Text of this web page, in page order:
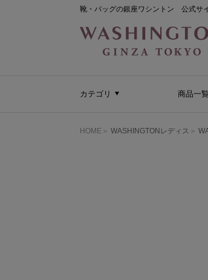
靴・バッグの銀座ワシントン 公式サ
カテゴリ 商品一覧
HOME WASHINGTONレディス